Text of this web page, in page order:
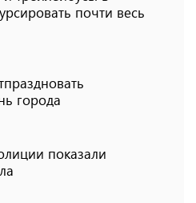
почти весь
города
показали